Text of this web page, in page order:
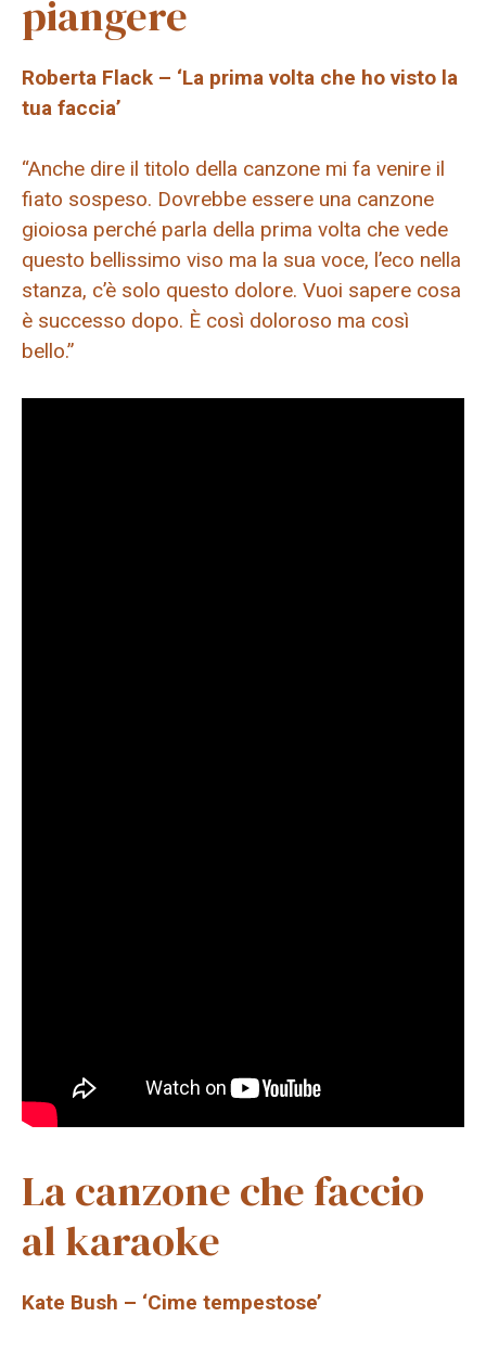
piangere
Roberta Flack – ‘La prima volta che ho visto la
tua faccia’
“Anche dire il titolo della canzone mi fa venire il
fiato sospeso. Dovrebbe essere una canzone
gioiosa perché parla della prima volta che vede
questo bellissimo viso ma la sua voce, l’eco nella
stanza, c’è solo questo dolore. Vuoi sapere cosa
è successo dopo. È così doloroso ma così
bello.”
La canzone che faccio
al karaoke
Kate Bush – ‘Cime tempestose’